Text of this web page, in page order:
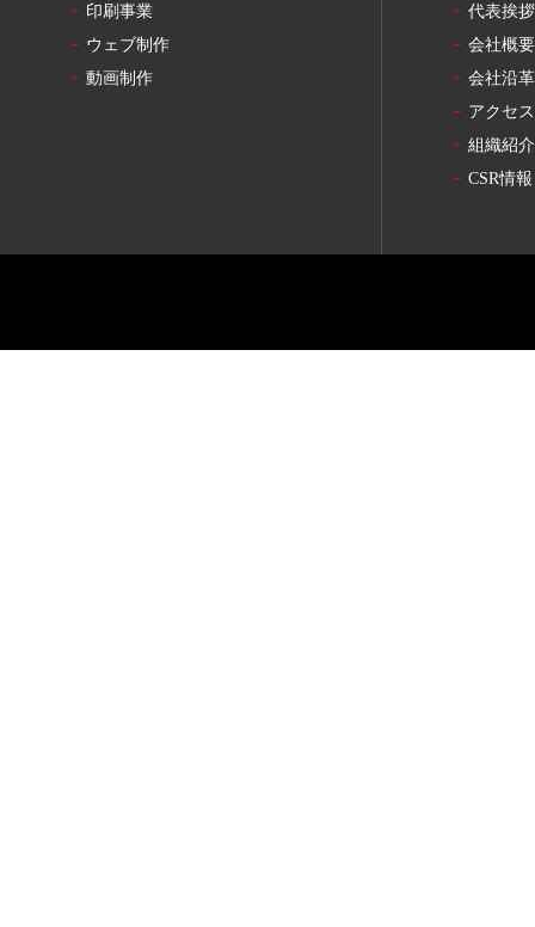
印刷事業
ウェブ制作
動画制作
代表挨拶
会社概要
会社沿革
アクセス
組織紹介
CSR情報